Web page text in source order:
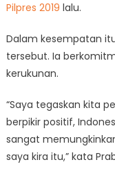
Pilpres 2019 lalu.
Dalam kesempatan
tersebut. Ia
kerukunan.
“Saya tegaskan kita
berpikir positif,
sangat
saya kira itu,” kata